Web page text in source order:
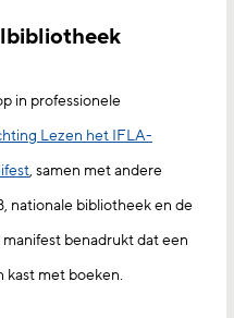
in professionele
Lezen het IFLA-
, samen met andere
nationale bibliotheek en de
benadrukt dat een
kast met boeken.